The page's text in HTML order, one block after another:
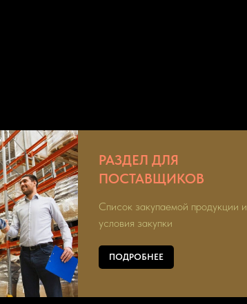
РАЗДЕЛ ДЛЯ
ПОСТАВЩИКОВ
Список закупаемой продукции и
условия закупки
ПОДРОБНЕЕ